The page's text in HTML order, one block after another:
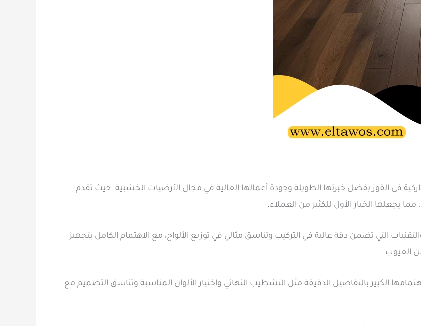
القوز بفضل خبرتها الطويلة وجودة أعمالها العالية في مجال الأرضيات الخشبية. حيث تقدم
يجعلها الخيار الأول للكثير من العملاء.
التي تضمن دقة عالية في التركيب وتناسق مثالي في توزيع الألواح، مع الاهتمام الكامل بتجهيز
العيوب.
الكبير بالتفاصيل الدقيقة مثل التشطيب النهائي واختيار الألوان المناسبة وتناسق التصميم مع